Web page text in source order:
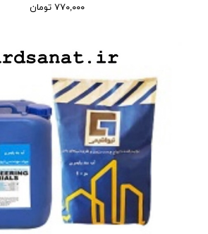
۷۷۰,۰۰۰ تومان